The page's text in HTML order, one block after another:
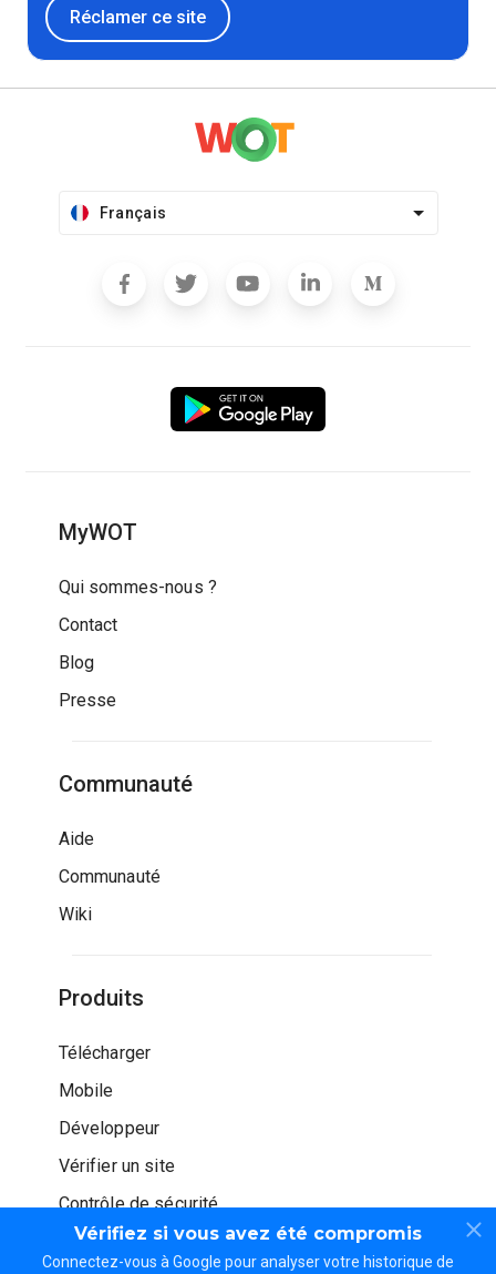
Vérifiez si vous avez été compromis
Connectez-vous à Google pour analyser votre historique de
Réclamer ce site
Français
MyWOT
Qui sommes-nous ?
Contact
Blog
Presse
Communauté
Aide
Communauté
Wiki
Produits
Télécharger
Mobile
Développeur
Vérifier un site
Contrôle de sécurité